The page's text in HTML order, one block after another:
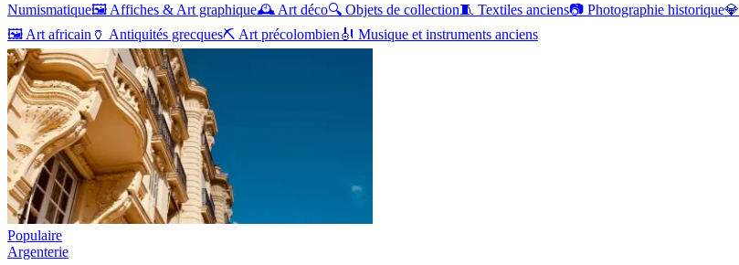
Numismatique🖼️ Affiches & Art graphique🕰️ Art déco🔍 Objets de collection🧵 Textiles anciens📷 Photographie historique💎
🖼️ Art africain 🏺 Antiquités grecques⛏️ Art précolombien🎻 Musique et instruments anciens
Populaire
Argenterie